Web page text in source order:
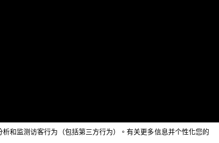
和监测访客行为（包括第三方行为）。有关更多信息并个性化您的